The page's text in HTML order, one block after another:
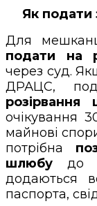
Як подати
Для
подати на
через суд.
ДРАЦС,
розірвання
очікування
майнові
потрібна
шлюбу до
додаються
паспорта,